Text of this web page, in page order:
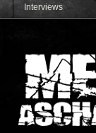
Interviews